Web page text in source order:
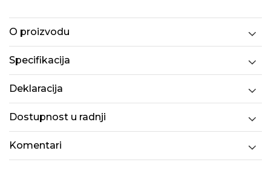
O proizvodu
Specifikacija
Deklaracija
Dostupnost u radnji
Komentari